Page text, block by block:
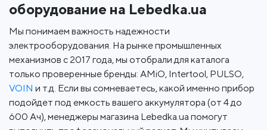
оборудование на Lebedka.ua
Мы понимаем важность надежности
электрооборудования. На рынке промышленных
механизмов с 2017 года, мы отобрали для каталога
только проверенные бренды: AMiO, Intertool, PULSO,
VOIN и т.д. Если вы сомневаетесь, какой именно прибор
подойдет под емкость вашего аккумулятора (от 4 до
600 Ач), менеджеры магазина Lebedka.ua помогут